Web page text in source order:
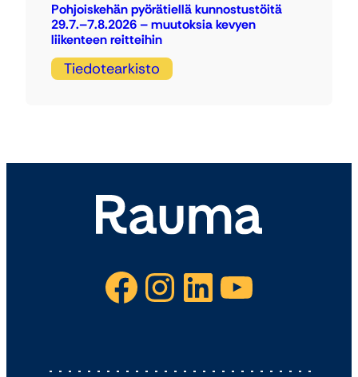
Pohjoiskehän pyörätiellä kunnostustöitä
29.7.–7.8.2026 – muutoksia kevyen
liikenteen reitteihin
Tiedotearkisto
Facebook Instagram LinkedIn YouTube